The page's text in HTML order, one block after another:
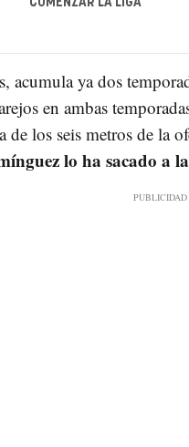
acumula ya dos
en ambas
de los seis metros de la
lo ha sacado a